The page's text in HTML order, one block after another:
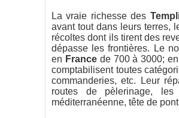
La vraie richesse des
avant tout dans leurs terres,
récoltes dont ils tirent des
dépasse les frontières. Le
en Francede 700 à 3000;
comptabilisent toutes
commanderies, etc. Leur
routes de pèlerinage,
méditerranéenne, tête de